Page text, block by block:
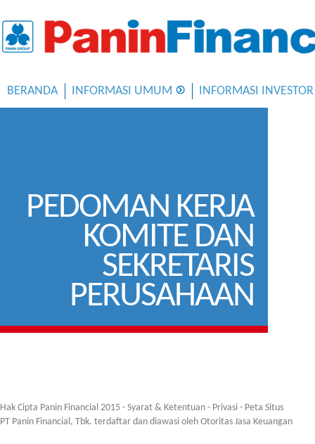
BERANDA INFORMASI UMUM INFORMASI INVESTOR
PEDOMAN KERJA
KOMITE DAN
SEKRETARIS
PERUSAHAAN
Hak Cipta Panin Financial 2015 - Syarat & Ketentuan - Privasi - Peta Situs
PT Panin Financial, Tbk. terdaftar dan diawasi oleh Otoritas Jasa Keuangan